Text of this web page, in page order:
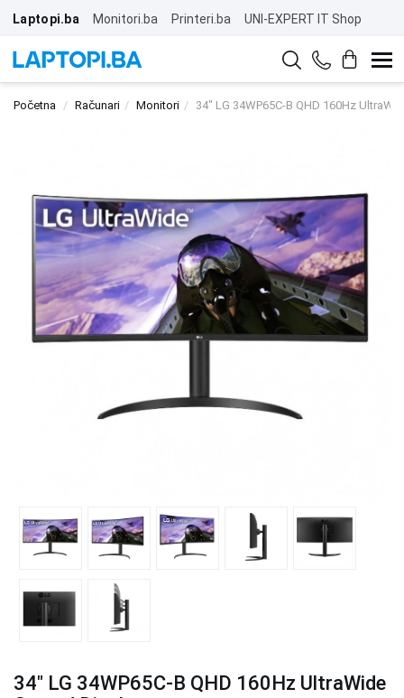
Laptopi.ba Monitori.ba Printeri.ba UNI-EXPERT IT Shop
Početna Računari Monitori 34" LG 34WP65C-B QHD 160Hz
34" LG 34WP65C-B QHD 160Hz UltraWide